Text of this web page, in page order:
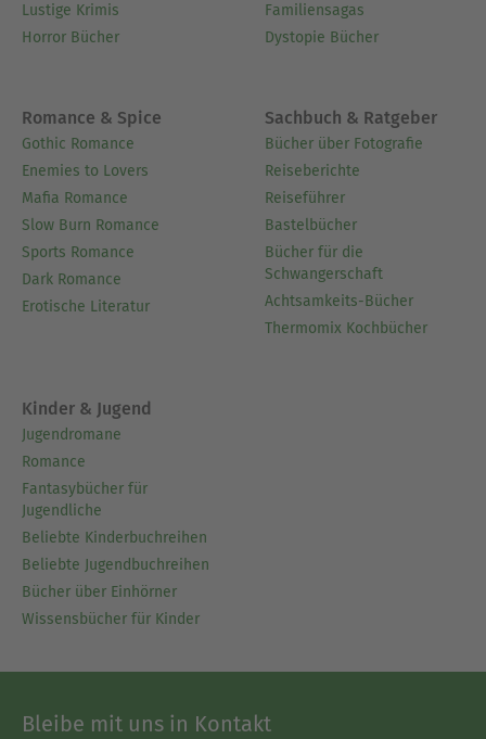
Lustige Krimis
Horror Bücher
Familiensagas
Dystopie Bücher
Romance & Spice
Gothic Romance
Enemies to Lovers
Mafia Romance
Slow Burn Romance
Sports Romance
Dark Romance
Erotische Literatur
Sachbuch & Ratgeber
Bücher über Fotografie
Reiseberichte
Reiseführer
Bastelbücher
Bücher für die
Schwangerschaft
Achtsamkeits-Bücher
Thermomix Kochbücher
Kinder & Jugend
Jugendromane
Romance
Fantasybücher für
Jugendliche
Beliebte Kinderbuchreihen
Beliebte Jugendbuchreihen
Bücher über Einhörner
Wissensbücher für Kinder
Bleibe mit uns in Kontakt